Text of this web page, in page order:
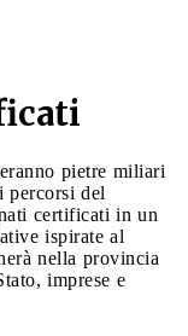
pietre miliari
percorsi del
certificati in un
ispirate al
nella provincia
imprese e